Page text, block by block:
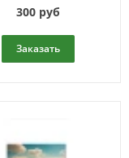
300 руб
Заказать